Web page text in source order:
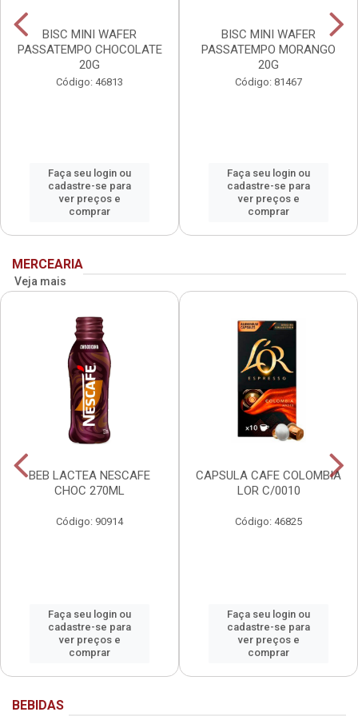
BISC MINI WAFER
PASSATEMPO CHOCOLATE
20G
Código: 46813
Faça seu login ou
cadastre-se para
ver preços e
comprar
BISC MINI WAFER
PASSATEMPO MORANGO
20G
Código: 81467
Faça seu login ou
cadastre-se para
ver preços e
comprar
MERCEARIA
Veja mais
BEB LACTEA NESCAFE
CHOC 270ML
Código: 90914
Faça seu login ou
cadastre-se para
ver preços e
comprar
CAPSULA CAFE COLOMBIA
LOR C/0010
Código: 46825
Faça seu login ou
cadastre-se para
ver preços e
comprar
BEBIDAS